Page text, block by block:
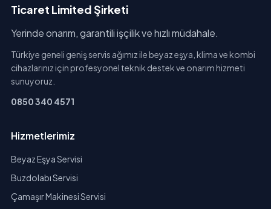
Ticaret Limited Şirketi
Yerinde onarım, garantili işçilik ve hızlı müdahale.
Türkiye geneli geniş servis ağımız ile beyaz eşya, klima ve kombi
cihazlarınız için profesyonel teknik destek ve onarım hizmeti
sunuyoruz.
0850 340 4571
Hizmetlerimiz
Beyaz Eşya Servisi
Buzdolabı Servisi
Çamaşır Makinesi Servisi